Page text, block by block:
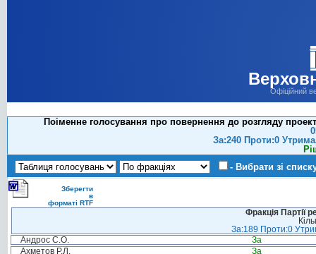
Офіційний
Поіменне голосування про повернення до розгляду
За:240 Проти:0
- Вибрати зі
Зберегти
в
форматі RTF
Фракція Партії
За:189 Проти:0
Андрос С.О.
За
Ахметов Р.Л.
За